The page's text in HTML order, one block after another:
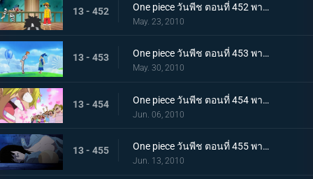
13 - 452 One piece วันพีช ตอนที่ 452 พากย์ไทย เป้าหมายคือศูนย์ใหญ่กองทัพเรือ! เตรียมออกเรือไปช่วยเอส!
May. 23, 2010
13 - 453 One piece วันพีช ตอนที่ 453 พากย์ไทย พรรคพวกอยู่ไหนกันบ้าง รายงานจากเกาะเวเธอเรียและสัตว์ไซบอร์ก
May. 30, 2010
13 - 454 One piece วันพีช ตอนที่ 454 พากย์ไทย พรรคพวกอยู่ไหนกันบ้าง นกน้อยของแม่นกยักษ์และการประจันหน้าสีชมพู!
Jun. 06, 2010
13 - 455 One piece วันพีช ตอนที่ 455 พากย์ไทย พรรคพวกอยู่ไหนกันบ้าง กองทัพปฏิวัติและกับดักในป่าชูชก!
Jun. 13, 2010